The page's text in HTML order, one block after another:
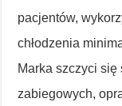
pacjentów,
chłodzenia
Marka szczyci się
zabiegowych,